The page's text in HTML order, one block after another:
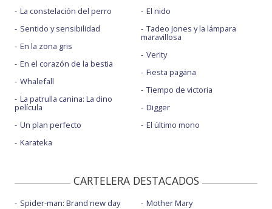
La constelación del perro
Sentido y sensibilidad
En la zona gris
En el corazón de la bestia
Whalefall
La patrulla canina: La dino
película
Un plan perfecto
Karateka
El nido
Tadeo Jones y la lámpara
maravillosa
Verity
Fiesta pagäna
Tiempo de victoria
Digger
El último mono
CARTELERA DESTACADOS
Spider-man: Brand new day
Mother Mary